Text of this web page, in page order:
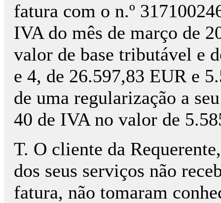
fatura com o n.º
IVA do mês de março de
valor de base tributável e
e 4, de 26.597,83 EUR e
de uma regularização a
40 de IVA no valor de
T. O cliente da
dos seus serviços não
fatura, não tomaram